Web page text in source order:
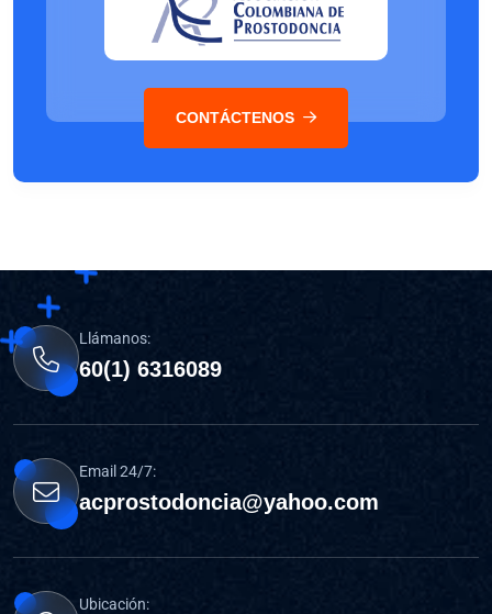
CONTÁCTENOS
Llámanos:
60(1) 6316089
Email 24/7:
acprostodoncia@yahoo.com
Ubicación: